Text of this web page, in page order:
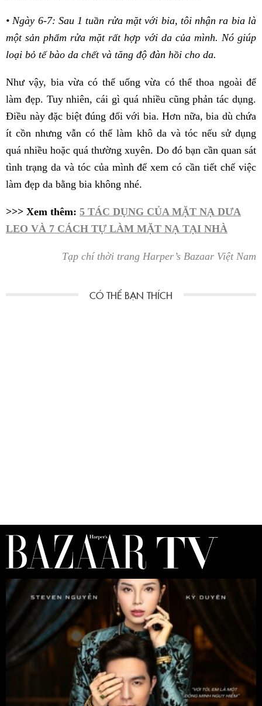
• Ngày 6-7: Sau 1 tuần rửa mặt với bia, tôi nhận ra bia là
một sản phẩm rửa mặt rất hợp với da của mình. Nó giúp
loại bỏ tế bào da chết và tăng độ đàn hồi cho da.
Như vậy, bia vừa có thể uống vừa có thể thoa ngoài để
làm đẹp. Tuy nhiên, cái gì quá nhiều cũng phản tác dụng.
Điều này đặc biệt đúng đối với bia. Hơn nữa, bia dù chứa
ít cồn nhưng vẫn có thể làm khô da và tóc nếu sử dụng
quá nhiều hoặc quá thường xuyên. Do đó bạn cần quan sát
tình trạng da và tóc của mình để xem có cần tiết chế việc
làm đẹp da bằng bia không nhé.
>>> Xem thêm: 5 TÁC DỤNG CỦA MẶT NẠ DƯA
LEO VÀ 7 CÁCH TỰ LÀM MẶT NẠ TẠI NHÀ
Tạp chí thời trang Harper’s Bazaar Việt Nam